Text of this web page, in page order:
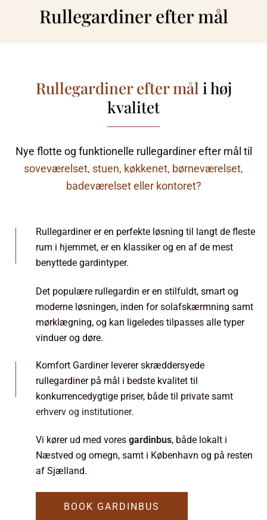
Rullegardiner efter mål
Rullegardiner efter mål i høj
kvalitet
Nye flotte og funktionelle rullegardiner efter mål til
soveværelset, stuen, køkkenet, børneværelset,
badeværelset eller kontoret?
Rullegardiner er en perfekte løsning til langt de fleste
rum i hjemmet, er en klassiker og en af de mest
benyttede gardintyper.
Det populære rullegardin er en stilfuldt, smart og
moderne løsningen, inden for solafskærmning samt
mørklægning, og kan ligeledes tilpasses alle typer
vinduer og døre.
Komfort Gardiner leverer skræddersyede
rullegardiner på mål i bedste kvalitet til
konkurrencedygtige priser, både til private samt
erhverv og institutioner.
Vi kører ud med vores gardinbus, både lokalt i
Næstved og omegn, samt i København og på resten
af Sjælland.
BOOK GARDINBUS